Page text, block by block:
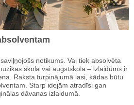
notikums. Vai tiek absolvēta
skola vai augstskola – izlaidums ir
Raksta turpinājumā lasi, kādas būtu
Starp idejām atradīsi gan
dāvanas izlaidumā.